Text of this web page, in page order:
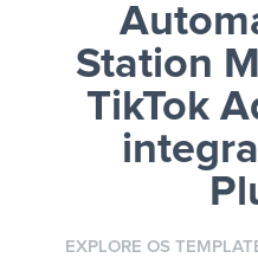
Station
TikTok
EXPLORE OS